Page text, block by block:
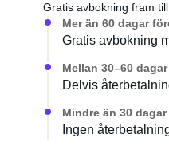
Gratis avbokning fram
Mer än 60 dagar
Gratis avbokning
Mellan 30–60
Delvis
Mindre än 30
Ingen